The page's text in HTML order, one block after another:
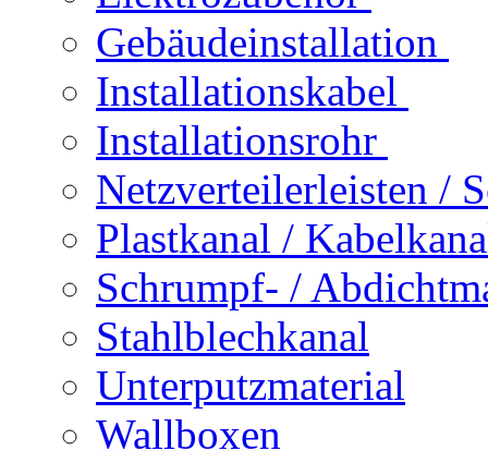
Gebäudeinstallation
Installationskabel
Installationsrohr
Netzverteilerleisten /
Plastkanal /
Schrumpf- /
Stahlblechkanal
Unterputzmaterial
Wallboxen